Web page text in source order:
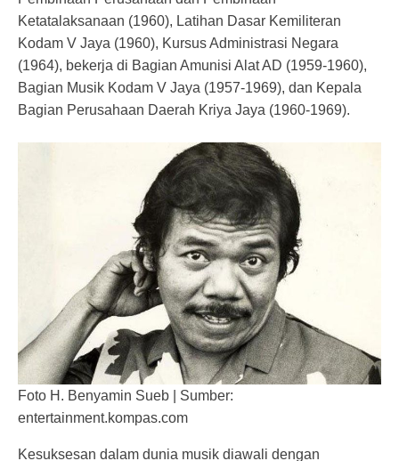
Ketatalaksanaan (1960), Latihan Dasar Kemiliteran
Kodam V Jaya (1960), Kursus Administrasi Negara
(1964), bekerja di Bagian Amunisi Alat AD (1959-1960),
Bagian Musik Kodam V Jaya (1957-1969), dan Kepala
Bagian Perusahaan Daerah Kriya Jaya (1960-1969).
Foto H. Benyamin Sueb | Sumber:
entertainment.kompas.com
Kesuksesan dalam dunia musik diawali dengan